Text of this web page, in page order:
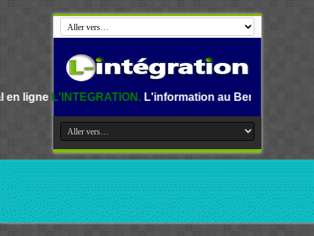
L'information au Benin, en Afrique et dans le